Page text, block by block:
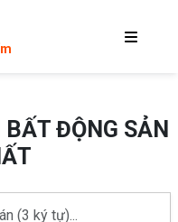
ĐỘNG SẢN